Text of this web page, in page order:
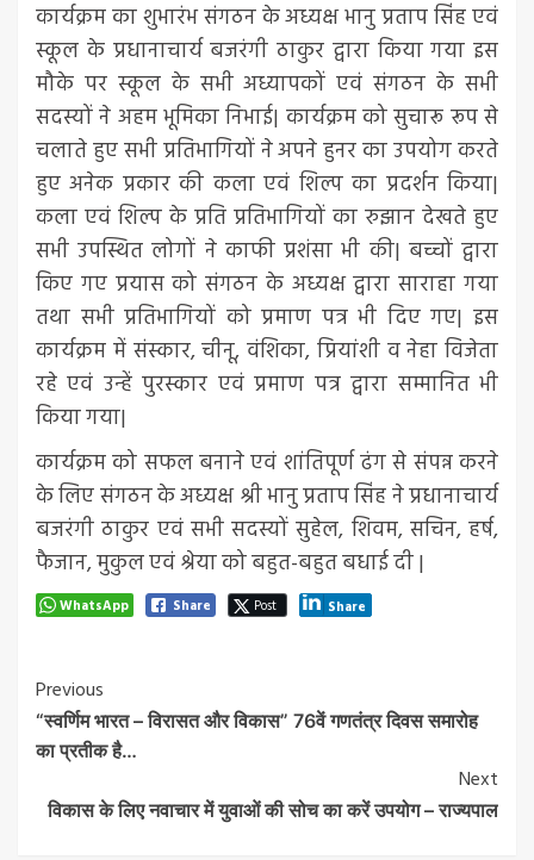
कार्यक्रम का शुभारंभ संगठन के अध्यक्ष भानु प्रताप सिंह एवं
स्कूल के प्रधानाचार्य बजरंगी ठाकुर द्वारा किया गया इस
मौके पर स्कूल के सभी अध्यापकों एवं संगठन के सभी
सदस्यों ने अहम भूमिका निभाई| कार्यक्रम को सुचारू रूप से
चलाते हुए सभी प्रतिभागियों ने अपने हुनर का उपयोग करते
हुए अनेक प्रकार की कला एवं शिल्प का प्रदर्शन किया|
कला एवं शिल्प के प्रति प्रतिभागियों का रुझान देखते हुए
सभी उपस्थित लोगों ने काफी प्रशंसा भी की| बच्चों द्वारा
किए गए प्रयास को संगठन के अध्यक्ष द्वारा साराहा गया
तथा सभी प्रतिभागियों को प्रमाण पत्र भी दिए गए| इस
कार्यक्रम में संस्कार, चीनू, वंशिका, प्रियांशी व नेहा विजेता
रहे एवं उन्हें पुरस्कार एवं प्रमाण पत्र द्वारा सम्मानित भी
किया गया|
कार्यक्रम को सफल बनाने एवं शांतिपूर्ण ढंग से संपन्न करने
के लिए संगठन के अध्यक्ष श्री भानु प्रताप सिंह ने प्रधानाचार्य
बजरंगी ठाकुर एवं सभी सदस्यों सुहेल, शिवम, सचिन, हर्ष,
फैजान, मुकुल एवं श्रेया को बहुत-बहुत बधाई दी |
WhatsApp Share Post Share
Post
Navigation
Previous
“स्वर्णिम भारत – विरासत और विकास” 76वें गणतंत्र दिवस समारोह
का प्रतीक है…
Next
विकास के लिए नवाचार में युवाओं की सोच का करें उपयोग – राज्यपाल